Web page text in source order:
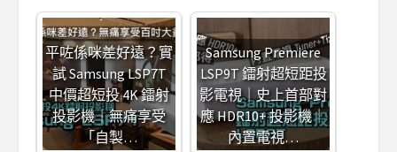
平咗係咪差好遠？實
試 Samsung LSP7T
中價超短投 4K 鐳射
投影機｜無痛享受
「自製…
Samsung Premiere
LSP9T 鐳射超短距投
影電視｜史上首部對
應 HDR10+ 投影機｜
內置電視…